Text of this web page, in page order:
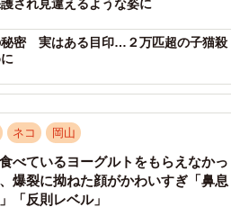
くらいと思われるキジトラ猫2匹
ていた納屋にやって来た。
、姉妹だとすぐに分かった。今ま
いたので、この子たちもいずれ
ていた。でも、この姉妹は納屋
宮さんはそれぞれ「とも」と
、外猫として世話をした。
され見違えるような姿に
秘密 実はある目印…２万匹超の子猫殺
ネコ 岡山
べているヨーグルトをもらえなかっ
爆裂に拗ねた顔がかわいすぎ「鼻息
「反則レベル」